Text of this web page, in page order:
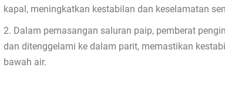
kapal, meningkatkan kestabilan dan keselamatan
2. Dalam pemasangan saluran paip, pemberat
dan ditenggelami ke dalam parit, memastikan
bawah air.